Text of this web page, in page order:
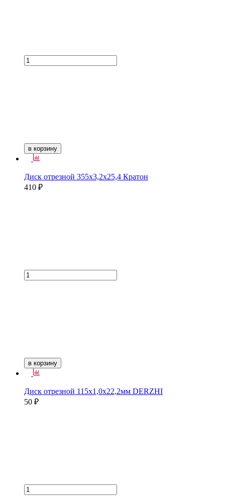
в корзину
Диск отрезной 355х3,2х25,4 Кратон
410 ₽
в корзину
Диск отрезной 115х1,0х22,2мм DERZHI
50 ₽